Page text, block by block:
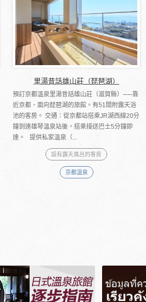
里湯昔話雄山莊（琵琶湖）
預訂京都溫泉里湯昔話雄山莊（滋賀縣）──靠
近京都、面向琵琶湖的旅館。有51間附露天浴
池的客房。 交通：從京都站搭乘JR湖西線20分
鐘到達雄琴溫泉站後，搭乘接送巴士5分鐘即
達。 提供私家溫泉（...
設有露天風呂的客房
京都溫泉